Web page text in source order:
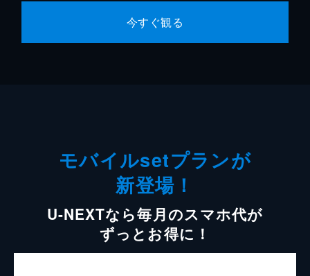
今すぐ観る
モバイルsetプランが
新登場！
U-NEXTなら毎月のスマホ代が
ずっとお得に！